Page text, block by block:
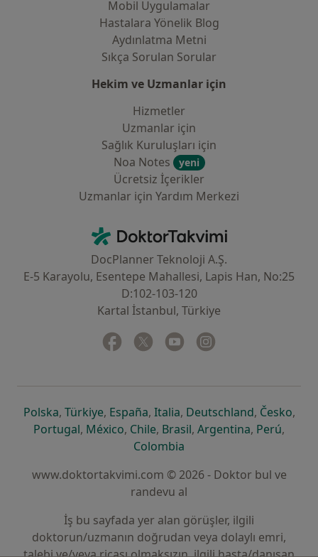
Mobil Uygulamalar
Hastalara Yönelik Blog
Aydınlatma Metni
Sıkça Sorulan Sorular
Hekim ve Uzmanlar için
Hizmetler
Uzmanlar için
Sağlık Kuruluşları için
Noa Notes
yeni
Ücretsiz İçerikler
Uzmanlar için Yardım Merkezi
DoktorTakvimi - Ana Sayfa
DocPlanner Teknoloji A.Ş.
E-5 Karayolu, Esentepe Mahallesi, Lapis Han, No:25
D:102-103-120
Kartal İstanbul, Türkiye
Facebook
yeni bir sekmede açılır
Twitter
yeni bir sekmede açılır
Youtube
yeni bir sekmede açılır
Polskayeni bir sekmede açılır
, Türkiyeyeni bir sekmede açılır
, Españayeni bir sekmede açılır
, Italiayeni bir sekmede açılır
, Deutschlandyeni bir
, Českoyeni
,
Portugalyeni bir sekmede açılır
, Méxicoyeni bir sekmede açılır
, Chileyeni bir sekmede açılır
, Brasilyeni bir sekmede açılır
, Argentinayeni bir
, Perúyeni
,
Colombia
www.doktortakvimi.com © 2026 - Doktor bul ve
randevu al
İş bu sayfada yer alan görüşler, ilgili
doktorun/uzmanın doğrudan veya dolaylı emri,